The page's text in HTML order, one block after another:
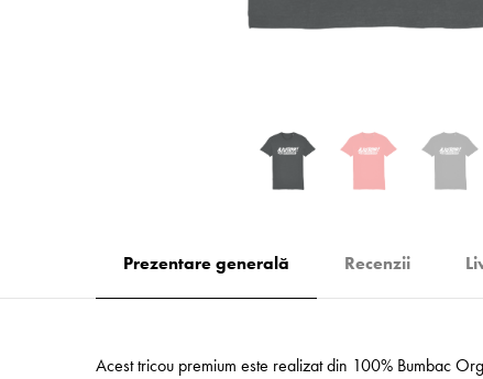
Prezentare generală Recenzii
Acest tricou premium este realizat din 100% Bumbac